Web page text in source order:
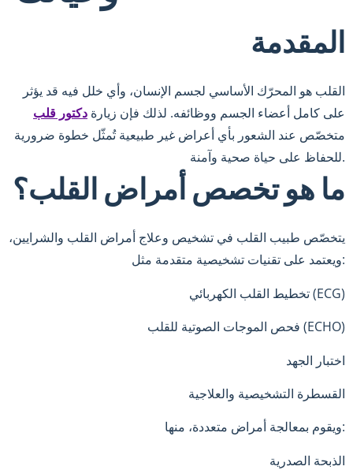
المقدمة
القلب هو المحرّك الأساسي لجسم الإنسان، وأي خلل فيه قد يؤثر
على كامل أعضاء الجسم ووظائفه. لذلك فإن زيارة دكتور قلب
متخصّص عند الشعور بأي أعراض غير طبيعية تُمثّل خطوة ضرورية
للحفاظ على حياة صحية وآمنة.
ما هو تخصص أمراض القلب؟
يتخصّص طبيب القلب في تشخيص وعلاج أمراض القلب والشرايين،
ويعتمد على تقنيات تشخيصية متقدمة مثل:
تخطيط القلب الكهربائي (ECG)
فحص الموجات الصوتية للقلب (ECHO)
اختبار الجهد
القسطرة التشخيصية والعلاجية
ويقوم بمعالجة أمراض متعددة، منها:
الذبحة الصدرية